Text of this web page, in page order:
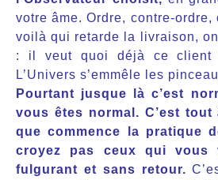
votre âme. Ordre, contre-ordre,
voilà qui retarde la livraison,
: il veut quoi déjà ce client
L’Univers s’emmêle les
Pourtant jusque là c’est
vous êtes normal. C’est tout
que commence la pratique
croyez pas ceux qui vous
fulgurant et sans retour.